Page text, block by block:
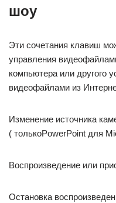
шоу
Эти сочетания клавиш
управления
компьютера или другого
видеофайлами из
Изменение источника
( толькоPowerPoint для
Воспроизведение или
Остановка